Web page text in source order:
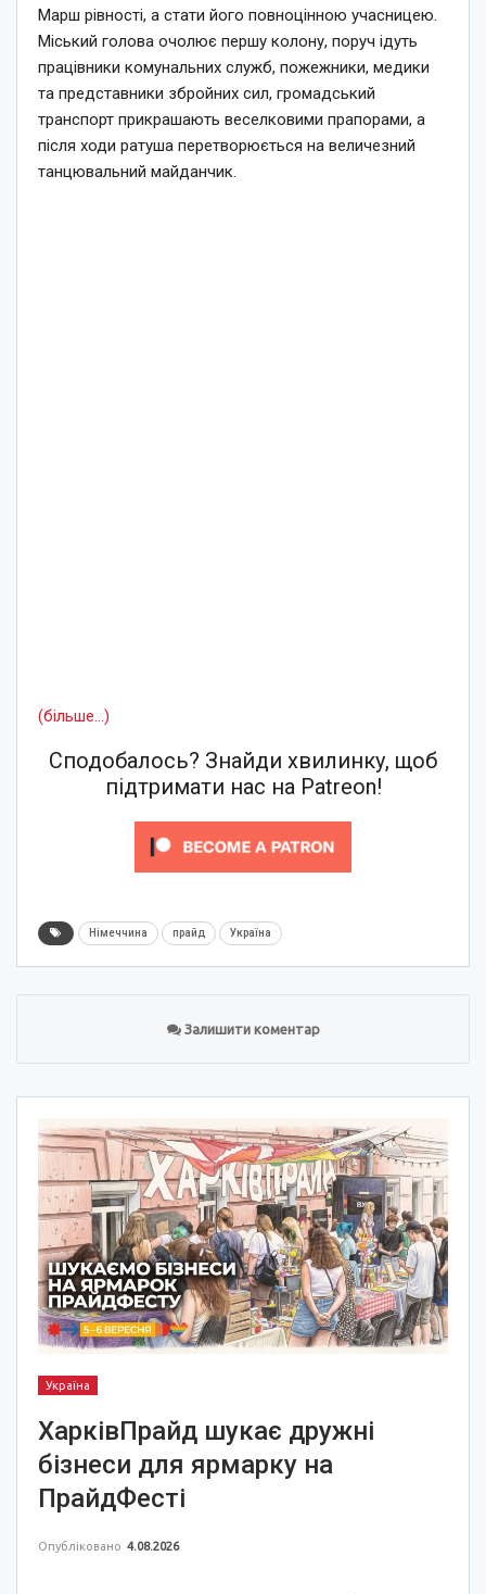
Марш рівності, а стати його повноцінною учасницею.
Міський голова очолює першу колону, поруч ідуть
працівники комунальних служб, пожежники, медики
та представники збройних сил, громадський
транспорт прикрашають веселковими прапорами, а
після ходи ратуша перетворюється на величезний
танцювальний майданчик.
(більше…)
Сподобалось? Знайди хвилинку, щоб
підтримати нас на Patreon!
Німеччина прайд Україна
Залишити коментар
Україна
ХарківПрайд шукає дружні
бізнеси для ярмарку на
ПрайдФесті
Опубліковано 4.08.2026